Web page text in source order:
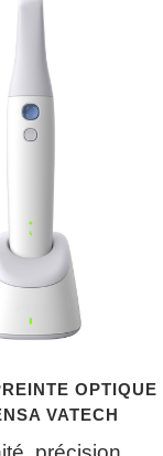
OPTIQUE
VATECH